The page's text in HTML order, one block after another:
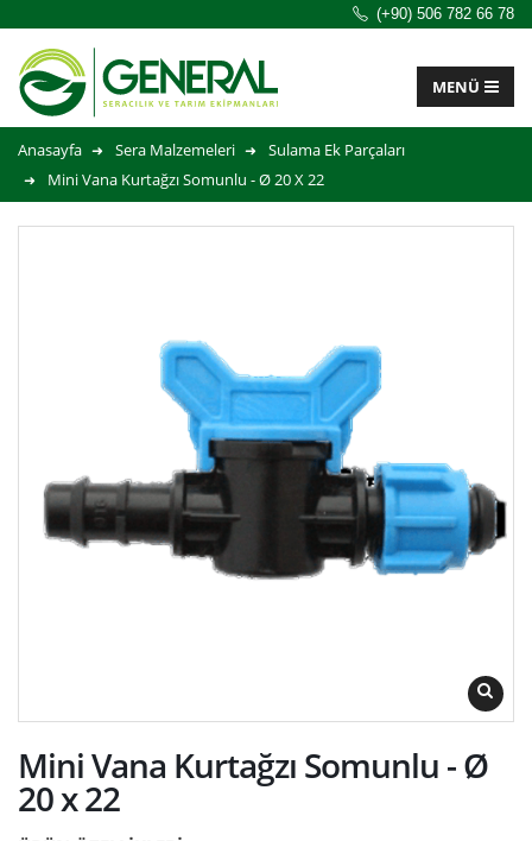
(+90) 506 782 66 78
Anasayfa Sera Malzemeleri
Sulama Ek Parçaları
Mini Vana Kurtağzı Somunlu - Ø 20 X 22
Mini Vana Kurtağzı Somunlu - Ø
20 x 22